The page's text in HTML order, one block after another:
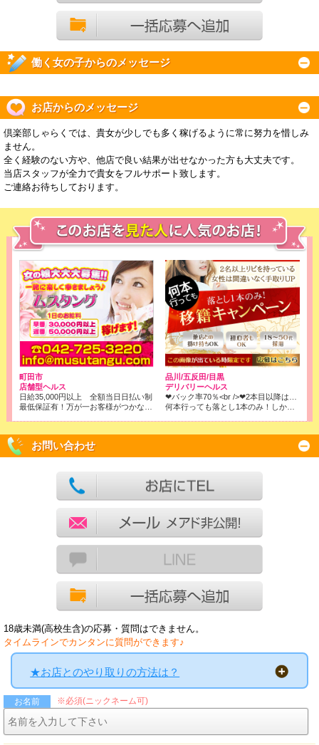
働く女の子からのメッセージ
お店からのメッセージ
倶楽部しゃらくでは、貴女が少しでも多く稼げるように常に努力を惜しみ
ません。
全く経験のない方や、他店で良い結果が出せなかった方も大丈夫です。
当店スタッフが全力で貴女をフルサポート致します。
ご連絡お待ちしております。
町田市
店舗型ヘルス
日給35,000円以上 全額当日日払い制
品川/五反田/目黒
デリバリーヘルス
お問い合わせ
18歳未満(高校生含)の応募・質問はできません。
タイムラインでカンタンに質問ができます♪
★お店とのやり取りの方法は？
お名前 ※必須(ニックネーム可)